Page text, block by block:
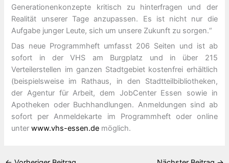
Generationenkonzepte kritisch zu hinterfragen und der
Realität unserer Tage anzupassen. Es ist nicht nur die
Aufgabe junger Leute, sich um unsere Zukunft zu sorgen.“
Das neue Programmheft umfasst 206 Seiten und ist ab
sofort in der VHS am Burgplatz und in über 215
Verteilerstellen im ganzen Stadtgebiet kostenfrei erhältlich
(beispielsweise im Rathaus, in den Stadtteilbibliotheken,
der Agentur für Arbeit, dem JobCenter Essen sowie in
Apotheken oder Buchhandlungen. Anmeldungen sind ab
sofort per Anmeldekarte im Programmheft oder online
unterwww.vhs-essen.de möglich.